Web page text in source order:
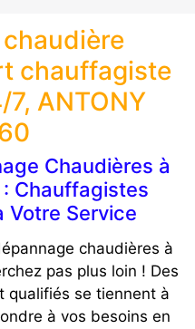
chauffagiste
ANTONY
Chaudières à
: Chauffagistes
Votre Service
chaudières à
pas plus loin ! Des
qualifiés se tiennent à
à vos besoins en